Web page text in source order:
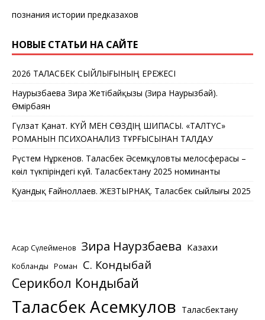
познания истории предказахов
НОВЫЕ СТАТЬИ НА САЙТЕ
2026 ТАЛАСБЕК СЫЙЛЫҒЫНЫҢ ЕРЕЖЕСІ
Наурызбаева Зира Жетібайқызы (Зира Наурызбай).
Өмірбаян
Гүлзат Қанат. КҮЙ МЕН СӨЗДІҢ ШИПАСЫ. «ТАЛТҮС»
РОМАНЫН ПСИХОАНАЛИЗ ТҰРҒЫСЫНАН ТАЛДАУ
Рүстем Нұркенов. Таласбек Әсемқұловтың мелосферасы –
көңіл түкпіріндегі күй. Таласбектану 2025 номинанты
Қуандық Ғайноллаев. ЖЕЗТЫРНАҚ. Таласбек сыйлығы 2025
Асқар Сүлейменов Зира Наурзбаева Казахи
Кобланды Роман С. Кондыбай
Серикбол Кондыбай
Таласбек Асемкулов Таласбектану